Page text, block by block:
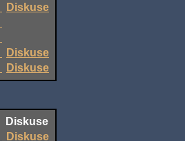
Diskuse
Diskuse
Diskuse
Diskuse
Diskuse